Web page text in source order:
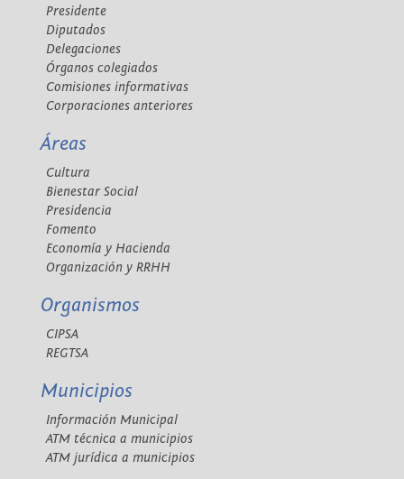
Presidente
Diputados
Delegaciones
Órganos colegiados
Comisiones informativas
Corporaciones anteriores
Áreas
Cultura
Bienestar Social
Presidencia
Fomento
Economía y Hacienda
Organización y RRHH
Organismos
CIPSA
REGTSA
Municipios
Información Municipal
ATM técnica a municipios
ATM jurídica a municipios